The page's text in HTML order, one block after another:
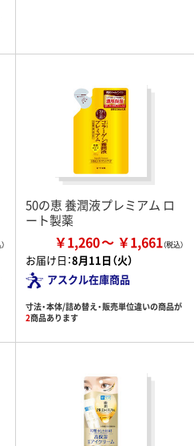
50の恵 養潤液プレミアム ロ
ート製薬
￥1,260 ￥1,661
お届け日：8月11日（火）
アスクル在庫商品
寸法・本体/詰め替え・販売単位違いの商品が
2商品あります